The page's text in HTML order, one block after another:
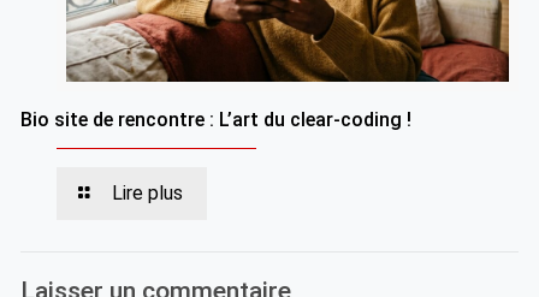
Bio site de rencontre : L’art du clear-coding !
Lire plus
Laisser un commentaire